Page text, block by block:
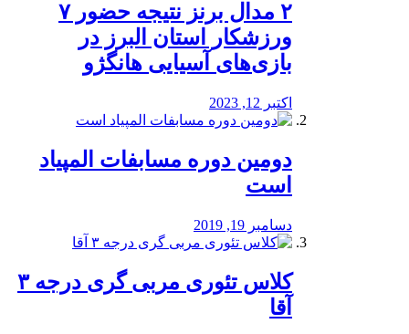
۲ مدال برنز نتیجه حضور ۷
ورزشکار استان البرز در
بازی‌های آسیایی هانگژو
اکتبر 12, 2023
دومین دوره مسابفات المپیاد
است
دسامبر 19, 2019
کلاس تئوری مربی گری درجه ۳
آقا